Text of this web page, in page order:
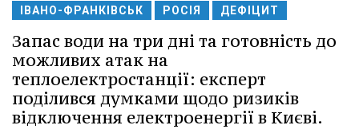
ІВАНО-ФРАНКІВСЬК РОСІЯ ДЕФІЦИТ
Запас води на три дні та готовність до
можливих атак на
теплоелектростанції: експерт
поділився думками щодо ризиків
відключення електроенергії в Києві.